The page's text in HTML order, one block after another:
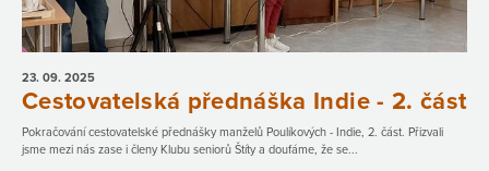
23. 09. 2025
Cestovatelská přednáška Indie - 2. část
Pokračování cestovatelské přednášky manželů Poulíkových - Indie, 2. část. Přizvali
jsme mezi nás zase i členy Klubu seniorů Štíty a doufáme, že se...